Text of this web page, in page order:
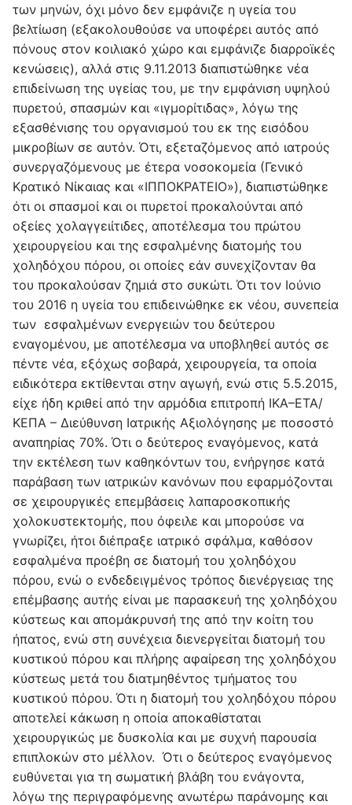
των μηνών, όχι μόνο δεν εμφάνιζε η υγεία του
βελτίωση (εξακολουθούσε να υποφέρει αυτός από
πόνους στον κοιλιακό χώρο και εμφάνιζε διαρροϊκές
κενώσεις), αλλά στις 9.11.2013 διαπιστώθηκε νέα
επιδείνωση της υγείας του, με την εμφάνιση υψηλού
πυρετού, σπασμών και «ιγμορίτιδας», λόγω της
εξασθένισης του οργανισμού του εκ της εισόδου
μικροβίων σε αυτόν. Ότι, εξεταζόμενος από ιατρούς
συνεργαζόμενους με έτερα νοσοκομεία (Γενικό
Κρατικό Νίκαιας και «ΙΠΠΟΚΡΑΤΕΙΟ»), διαπιστώθηκε
ότι οι σπασμοί και οι πυρετοί προκαλούνται από
οξείες χολαγγειίτιδες, αποτέλεσμα του πρώτου
χειρουργείου και της εσφαλμένης διατομής του
χοληδόχου πόρου, οι οποίες εάν συνεχίζονταν θα
του προκαλούσαν ζημιά στο συκώτι. Ότι τον Ιούνιο
του 2016 η υγεία του επιδεινώθηκε εκ νέου, συνεπεία
των εσφαλμένων ενεργειών του δεύτερου
εναγομένου, με αποτέλεσμα να υποβληθεί αυτός σε
πέντε νέα, εξόχως σοβαρά, χειρουργεία, τα οποία
ειδικότερα εκτίθενται στην αγωγή, ενώ στις 5.5.2015,
είχε ήδη κριθεί από την αρμόδια επιτροπή ΙΚΑ–ΕΤΑ/
ΚΕΠΑ – Διεύθυνση Ιατρικής Αξιολόγησης με ποσοστό
αναπηρίας 70%. Ότι ο δεύτερος εναγόμενος, κατά
την εκτέλεση των καθηκόντων του, ενήργησε κατά
παράβαση των ιατρικών κανόνων που εφαρμόζονται
σε χειρουργικές επεμβάσεις λαπαροσκοπικής
χολοκυστεκτομής, που όφειλε και μπορούσε να
γνωρίζει, ήτοι διέπραξε ιατρικό σφάλμα, καθόσον
εσφαλμένα προέβη σε διατομή του χοληδόχου
πόρου, ενώ ο ενδεδειγμένος τρόπος διενέργειας της
επέμβασης αυτής είναι με παρασκευή της χοληδόχου
κύστεως και απομάκρυνσή της από την κοίτη του
ήπατος, ενώ στη συνέχεια διενεργείται διατομή του
κυστικού πόρου και πλήρης αφαίρεση της χοληδόχου
κύστεως μετά του διατμηθέντος τμήματος του
κυστικού πόρου. Ότι η διατομή του χοληδόχου πόρου
αποτελεί κάκωση η οποία αποκαθίσταται
χειρουργικώς με δυσκολία και με συχνή παρουσία
επιπλοκών στο μέλλον. Ότι ο δεύτερος εναγόμενος
ευθύνεται για τη σωματική βλάβη του ενάγοντα,
λόγω της περιγραφόμενης ανωτέρω παράνομης και